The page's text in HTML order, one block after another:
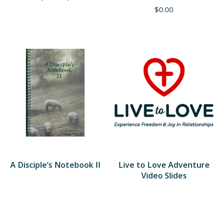
$0.00
A Disciple’s Notebook II
Live to Love Adventure
Video Slides